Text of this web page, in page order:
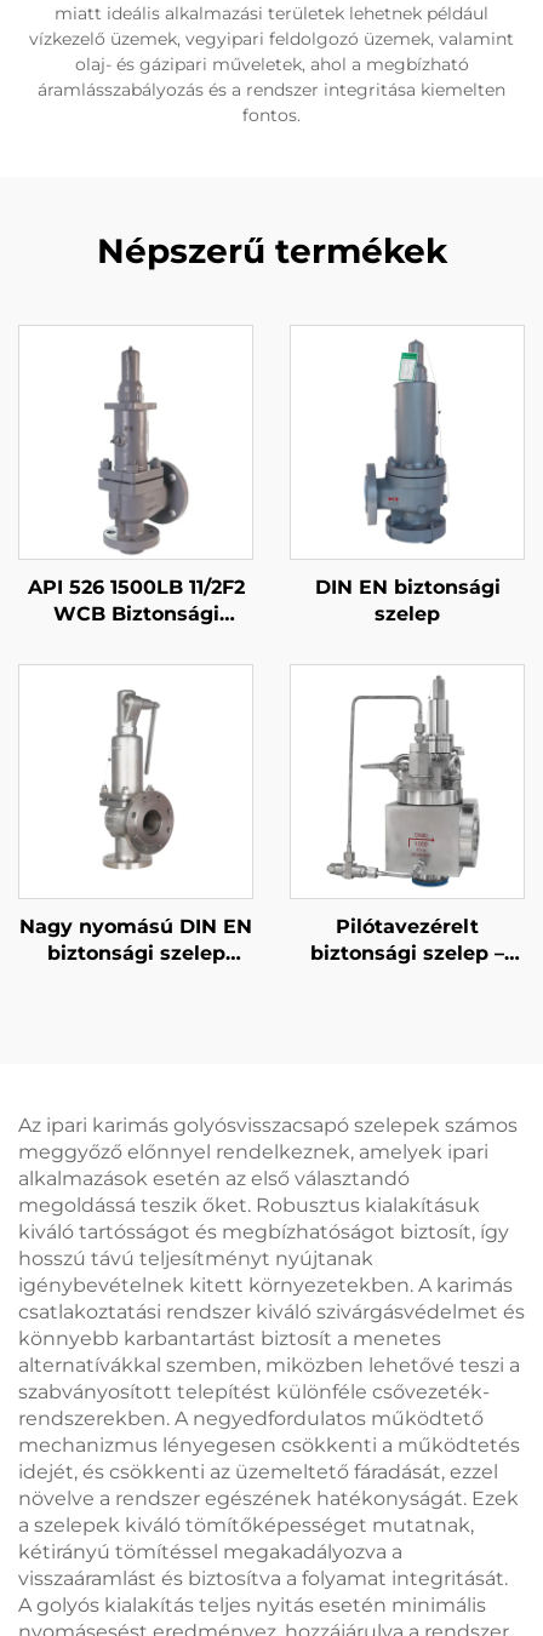
miatt ideális alkalmazási területek lehetnek például
vízkezelő üzemek, vegyipari feldolgozó üzemek, valamint
olaj- és gázipari műveletek, ahol a megbízható
áramlásszabályozás és a rendszer integritása kiemelten
fontos.
Népszerű termékek
API 526 1500LB 11/2F2
WCB Biztonsági
– Gáz- és
Folyadékszereléshez,
Magas Nyomású,
Tűzálló, Olaj- és
Gázipar/Petrokémiai
Alkalmazásokhoz
DIN EN biztonsági
szelep
Nagy nyomású DIN EN
biztonsági szelep
olajfinomító
alkalmazásokhoz
Pilótavezérelt
biztonsági szelep –
Az ipari karimás golyósvisszacsapó szelepek számos
meggyőző előnnyel rendelkeznek, amelyek ipari
alkalmazások esetén az első választandó
megoldássá teszik őket. Robusztus kialakításuk
kiváló tartósságot és megbízhatóságot biztosít, így
hosszú távú teljesítményt nyújtanak
igénybevételnek kitett környezetekben. A karimás
csatlakoztatási rendszer kiváló szivárgásvédelmet és
könnyebb karbantartást biztosít a menetes
alternatívákkal szemben, miközben lehetővé teszi a
szabványosított telepítést különféle csővezeték-
rendszerekben. A negyedfordulatos működtető
mechanizmus lényegesen csökkenti a működtetés
idejét, és csökkenti az üzemeltető fáradását, ezzel
növelve a rendszer egészének hatékonyságát. Ezek
a szelepek kiváló tömítőképességet mutatnak,
kétirányú tömítéssel megakadályozva a
visszaáramlást és biztosítva a folyamat integritását.
A golyós kialakítás teljes nyitás esetén minimális